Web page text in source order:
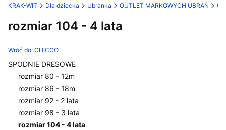
KRAK-WIT Dla dziecka Ubranka OUTLET MARKOWYCH UBRAŃ
rozmiar 104 - 4 lata
Wróć do: CHICCO
SPODNIE DRESOWE
rozmiar 80 - 12m
rozmiar 86 - 18m
rozmiar 92 - 2 lata
rozmiar 98 - 3 lata
rozmiar 104 - 4 lata